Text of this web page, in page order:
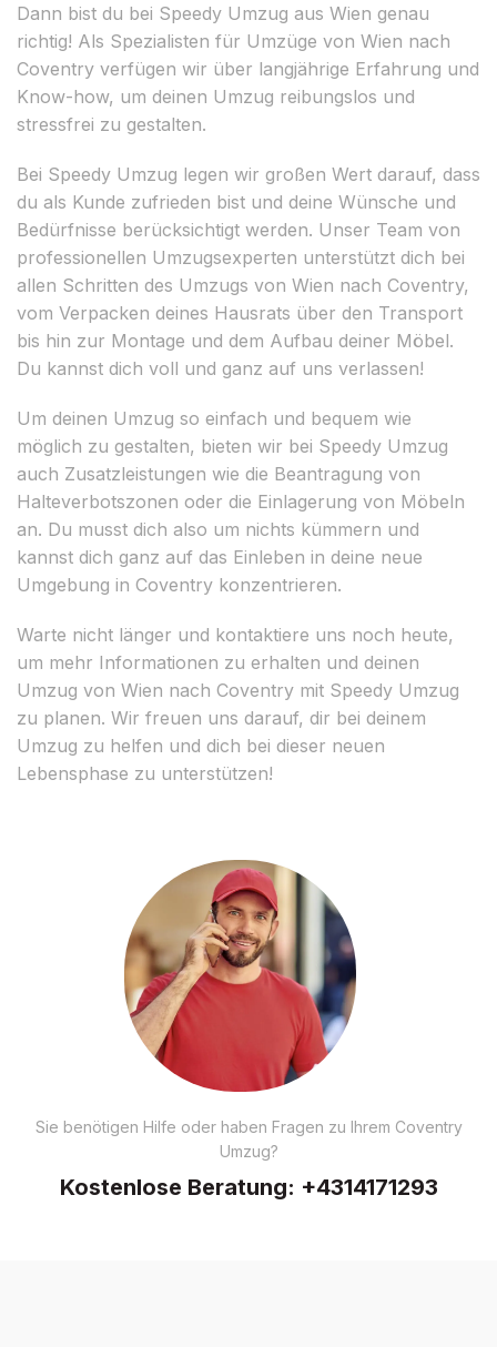
Dann bist du bei Speedy Umzug aus Wien genau
richtig! Als Spezialisten für Umzüge von Wien nach
Coventry verfügen wir über langjährige Erfahrung und
Know-how, um deinen Umzug reibungslos und
stressfrei zu gestalten.
Bei Speedy Umzug legen wir großen Wert darauf, dass
du als Kunde zufrieden bist und deine Wünsche und
Bedürfnisse berücksichtigt werden. Unser Team von
professionellen Umzugsexperten unterstützt dich bei
allen Schritten des Umzugs von Wien nach Coventry,
vom Verpacken deines Hausrats über den Transport
bis hin zur Montage und dem Aufbau deiner Möbel.
Du kannst dich voll und ganz auf uns verlassen!
Um deinen Umzug so einfach und bequem wie
möglich zu gestalten, bieten wir bei Speedy Umzug
auch Zusatzleistungen wie die Beantragung von
Halteverbotszonen oder die Einlagerung von Möbeln
an. Du musst dich also um nichts kümmern und
kannst dich ganz auf das Einleben in deine neue
Umgebung in Coventry konzentrieren.
Warte nicht länger und kontaktiere uns noch heute,
um mehr Informationen zu erhalten und deinen
Umzug von Wien nach Coventry mit Speedy Umzug
zu planen. Wir freuen uns darauf, dir bei deinem
Umzug zu helfen und dich bei dieser neuen
Lebensphase zu unterstützen!
Sie benötigen Hilfe oder haben Fragen zu Ihrem Coventry
Umzug?
Kostenlose Beratung: +4314171293